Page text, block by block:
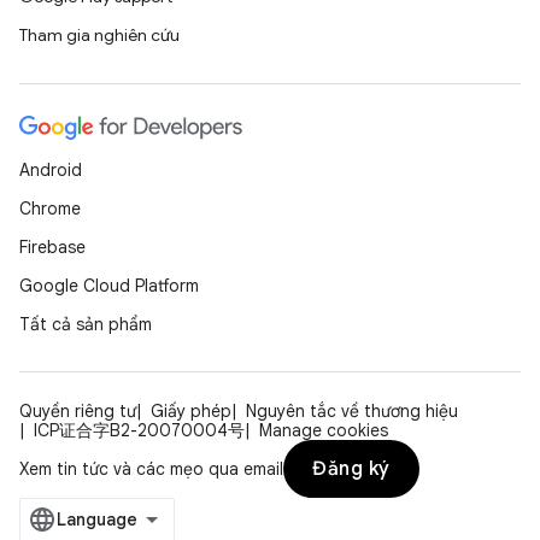
Tham gia nghiên cứu
Android
Chrome
Firebase
Google Cloud Platform
Tất cả sản phẩm
Quyền riêng tư Giấy phép
Nguyên tắc về thương hiệu
ICP证合字B2-20070004号
Manage cookies
Xem tin tức và các mẹo qua email
Đăng ký